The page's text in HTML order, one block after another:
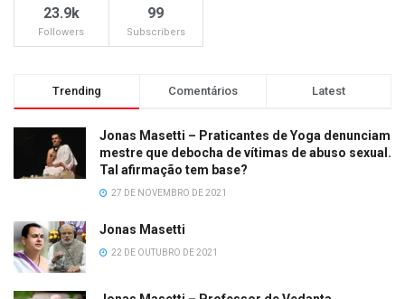
23.9k
Followers
99
Subscribers
Trending Comentários Latest
Jonas Masetti – Praticantes de Yoga denunciam
mestre que debocha de vítimas de abuso sexual.
Tal afirmação tem base?
27 DE NOVEMBRO DE 2021
Jonas Masetti
22 DE OUTUBRO DE 2021